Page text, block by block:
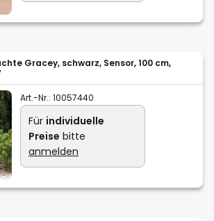
Gracey, schwarz, Sensor, 100 cm,
Art.-Nr.: 10057440
Für individuelle
Preise bitte
anmelden